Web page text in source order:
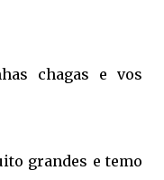
chagas e vos
grandes e temo